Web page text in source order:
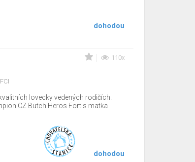
dohodou
110x
lovecky vedených rodičích.
CZ Butch Heros Fortis matka
dohodou